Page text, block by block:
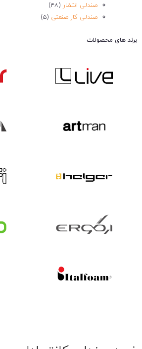
صندلی انتظار (۴۸)
صندلی کار صنعتی (۵)
صندلی کافه و رستوران
صندلی مدیریت
برند های محصولات